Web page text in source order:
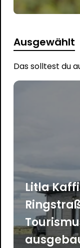
Ausgewählt
Das solltest du
Litla